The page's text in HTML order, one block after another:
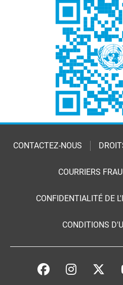
CONTACTEZ-NOUS
COURRIERS
CONFIDENTIALITÉ DE
CONDITIONS